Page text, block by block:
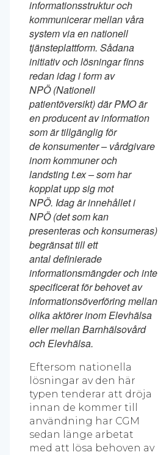
informationsstruktur och
kommunicerar mellan våra
system via en nationell
tjänsteplattform. Sådana
initiativ och lösningar finns
redan idag i form av
NPÖ (Nationell
patientöversikt) där PMO är
en producent av information
som är tillgänglig för
de konsumenter – vårdgivare
inom kommuner och
landsting t.ex – som har
kopplat upp sig mot
NPÖ. Idag är innehållet i
NPÖ (det som kan
presenteras och konsumeras)
begränsat till ett
antaldefinierade
informationsmängder och inte
specificerat för behovet av
informationsöverföringmellan
olika aktörer inom Elevhälsa
eller mellan Barnhälsovård
och Elevhälsa.
Eftersom nationella
lösningar av den här
typen tenderar att dröja
innan de kommer till
användning har CGM
sedan länge arbetat
med att lösa behoven av